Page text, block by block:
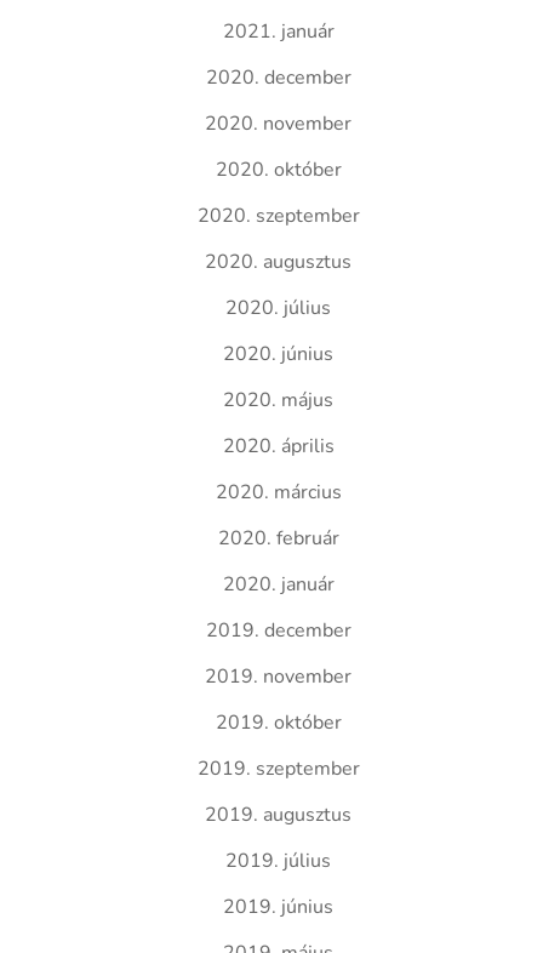
2021. január
2020. december
2020. november
2020. október
2020. szeptember
2020. augusztus
2020. július
2020. június
2020. május
2020. április
2020. március
2020. február
2020. január
2019. december
2019. november
2019. október
2019. szeptember
2019. augusztus
2019. július
2019. június